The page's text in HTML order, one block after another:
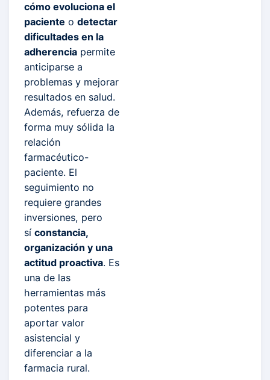
cómo evoluciona el
paciente o detectar
dificultades en la
adherenciapermite
anticiparse a
problemas y mejorar
resultados en salud.
Además, refuerza de
forma muy sólida la
relación
farmacéutico-
paciente. El
seguimiento no
requiere grandes
inversiones, pero
sí constancia,
organización y una
actitud proactiva. Es
una de las
herramientas más
potentes para
aportar valor
asistencial y
diferenciar a la
farmacia rural.